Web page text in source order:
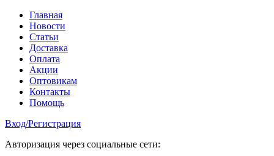
Главная
Новости
Статьи
Доставка
Оплата
Акции
Оптовикам
Контакты
Помощь
Вход/Регистрация
Авторизация через социальные сети: